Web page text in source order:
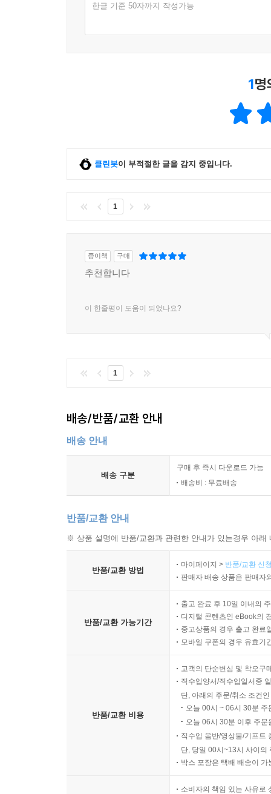
한글 기준 50자까지 작성가능
1명
클린봇이 부적절한 글을 감지 중입니다.
1
종이책 구매
추천합니다
이 한줄평이 도움이 되었나요?
1
배송/반품/교환 안내
배송 안내
배송 구분
구매 후 즉시 다운로드 가능
배송비 : 무료배송
반품/교환 안내
※ 상품 설명에 반품/교환과 관련한 안내가 있는경우 아
반품/교환 방법
마이페이지 > 반품/교환 신
판매자 배송 상품은 판매자
반품/교환 가능기간
출고 완료 후 10일 이내의
디지털 콘텐츠인 eBook의
중고상품의 경우 출고 완료
모바일 쿠폰의 경우 유효기
반품/교환 비용
고객의 단순변심 및 착오구
직수입양서/직수입일서중
단, 아래의 주문/취소 조건
오늘 00시 ~ 06시 30분
오늘 06시 30분 이후 주
직수입 음반/영상물/기프트
단, 당일 00시~13시 사이의
박스 포장은 택배 배송이
소비자의 책임 있는 사유로